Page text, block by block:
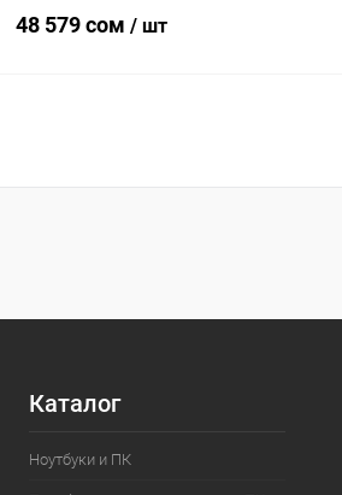
48 579 сом / шт
Купить в 1 клик Сравнение
Каталог
Ноутбуки и ПК